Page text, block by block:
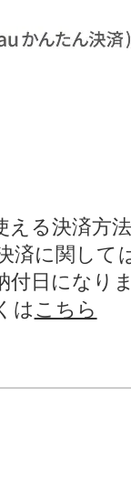
る決済方
済に関して
付日になり
は こちら